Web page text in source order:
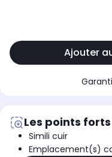
Ajouter
Les points
Simili cuir
Emplacement(s)